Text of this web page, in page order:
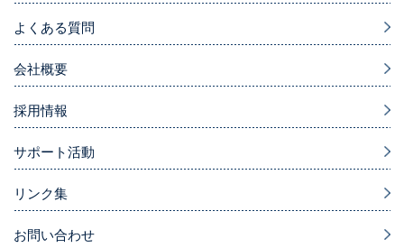
よくある質問
会社概要
採用情報
サポート活動
リンク集
お問い合わせ